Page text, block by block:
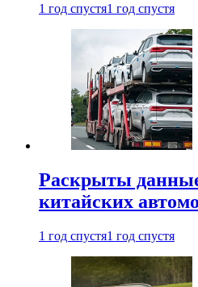
1 год спустя1 год спустя
Раскрыты
китайских
1 год спустя1 год спустя